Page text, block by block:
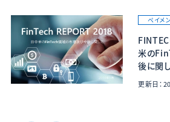
ペイメ
米の
後に関
更新日：